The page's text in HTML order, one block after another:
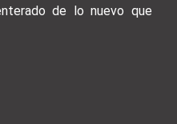
de lo nuevo que